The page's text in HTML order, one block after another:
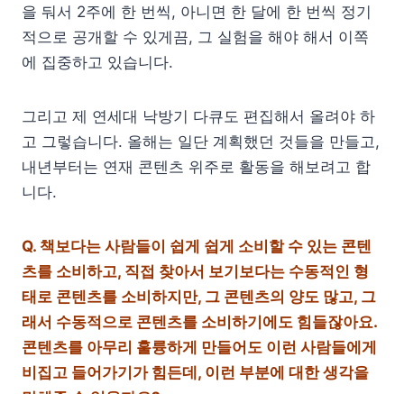
을 둬서 2주에 한 번씩, 아니면 한 달에 한 번씩 정기
적으로 공개할 수 있게끔, 그 실험을 해야 해서 이쪽
에 집중하고 있습니다.
그리고 제 연세대 낙방기 다큐도 편집해서 올려야 하
고 그렇습니다. 올해는 일단 계획했던 것들을 만들고,
내년부터는 연재 콘텐츠 위주로 활동을 해보려고 합
니다.
Q. 책보다는 사람들이 쉽게 쉽게 소비할 수 있는 콘텐
츠를 소비하고, 직접 찾아서 보기보다는 수동적인 형
태로 콘텐츠를 소비하지만, 그 콘텐츠의 양도 많고, 그
래서 수동적으로 콘텐츠를 소비하기에도 힘들잖아요.
콘텐츠를 아무리 훌륭하게 만들어도 이런 사람들에게
비집고 들어가기가 힘든데, 이런 부분에 대한 생각을